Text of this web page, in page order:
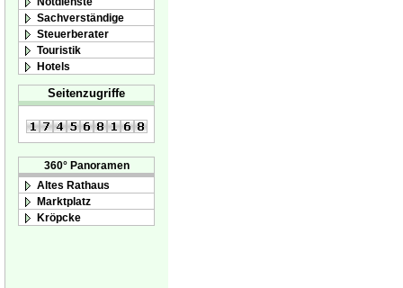
Sachverständige
Steuerberater
Touristik
Hotels
Seitenzugriffe
360° Panoramen
Altes Rathaus
Marktplatz
Kröpcke